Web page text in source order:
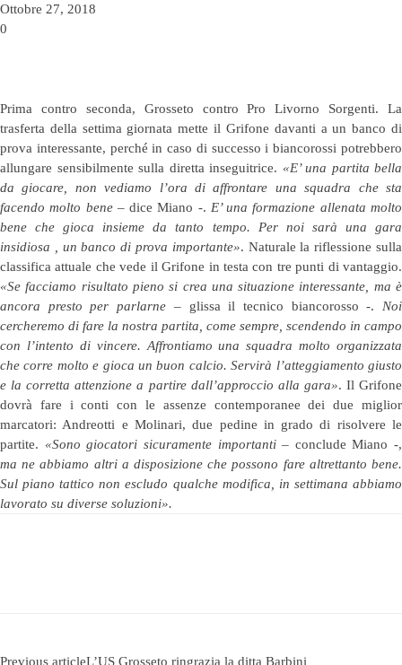
Ottobre 27, 2018
0
Prima contro seconda, Grosseto contro Pro Livorno Sorgenti. La
trasferta della settima giornata mette il Grifone davanti a un banco di
prova interessante, perché in caso di successo i biancorossi potrebbero
allungare sensibilmente sulla diretta inseguitrice. «E’ una partita bella
da giocare, non vediamo l’ora di affrontare una squadra che sta
facendo molto bene– dice Miano -. E’ una formazione allenata molto
bene che gioca insieme da tanto tempo. Per noi sarà una gara
insidiosa , un banco di prova importante». Naturale la riflessione sulla
classifica attuale che vede il Grifone in testa con tre punti di vantaggio.
«Se facciamo risultato pieno si crea una situazione interessante, ma è
ancora presto per parlarne – glissa il tecnico biancorosso -. Noi
cercheremo di fare la nostra partita, come sempre, scendendo in campo
con l’intento di vincere. Affrontiamo una squadra molto organizzata
che corre molto e gioca un buon calcio. Servirà l’atteggiamento giusto
e la corretta attenzione a partire dall’approccio alla gara». Il Grifone
dovrà fare i conti con le assenze contemporanee dei due miglior
marcatori: Andreotti e Molinari, due pedine in grado di risolvere le
partite. «Sono giocatori sicuramente importanti– conclude Miano -,
ma ne abbiamo altri a disposizione che possono fare altrettanto bene.
Sul piano tattico non escludo qualche modifica, in settimana abbiamo
lavorato su diverse soluzioni».
Previous articleL’US Grosseto ringrazia la ditta Barbini